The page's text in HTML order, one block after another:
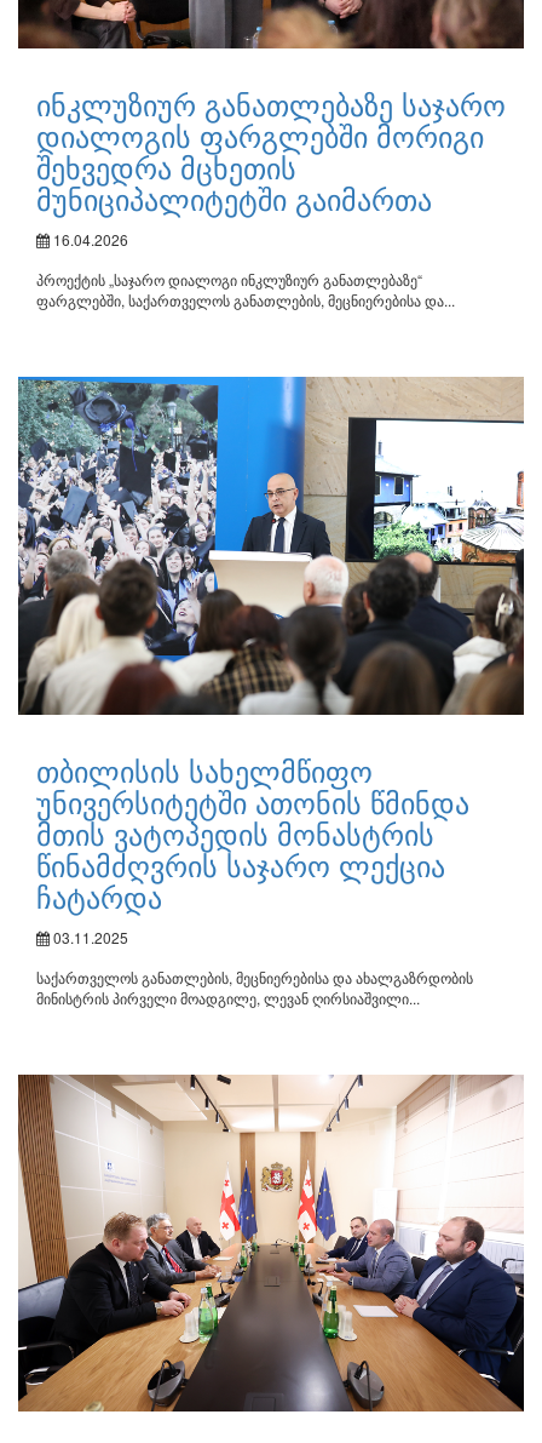
ინკლუზიურ განათლებაზე საჯარო
დიალოგის ფარგლებში მორიგი
შეხვედრა მცხეთის
მუნიციპალიტეტში გაიმართა
16.04.2026
პროექტის „საჯარო დიალოგი ინკლუზიურ განათლებაზე“
ფარგლებში, საქართველოს განათლების, მეცნიერებისა და...
თბილისის სახელმწიფო
უნივერსიტეტში ათონის წმინდა
მთის ვატოპედის მონასტრის
წინამძღვრის საჯარო ლექცია
ჩატარდა
03.11.2025
საქართველოს განათლების, მეცნიერებისა და ახალგაზრდობის
მინისტრის პირველი მოადგილე, ლევან ღირსიაშვილი...